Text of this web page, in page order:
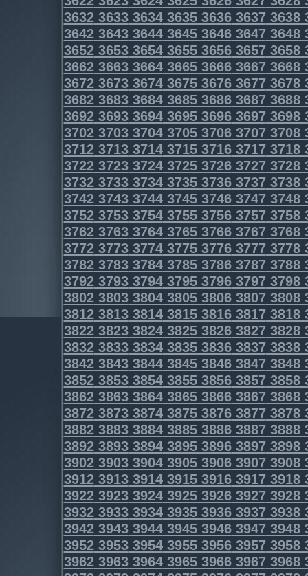
3632363336343635363636373638
3642364336443645364636473648
3652365336543655365636573658
3662366336643665366636673668
3672367336743675367636773678
3682368336843685368636873688
3692369336943695369636973698
3702370337043705370637073708
3712371337143715371637173718
3722372337243725372637273728
3732373337343735373637373738
3742374337443745374637473748
3752375337543755375637573758
3762376337643765376637673768
3772377337743775377637773778
3782378337843785378637873788
3792379337943795379637973798
3802380338043805380638073808
3812381338143815381638173818
3822382338243825382638273828
3832383338343835383638373838
3842384338443845384638473848
3852385338543855385638573858
3862386338643865386638673868
3872387338743875387638773878
3882388338843885388638873888
3892389338943895389638973898
3902390339043905390639073908
3912391339143915391639173918
3922392339243925392639273928
3932393339343935393639373938
3942394339443945394639473948
3952395339543955395639573958
3962396339643965396639673968